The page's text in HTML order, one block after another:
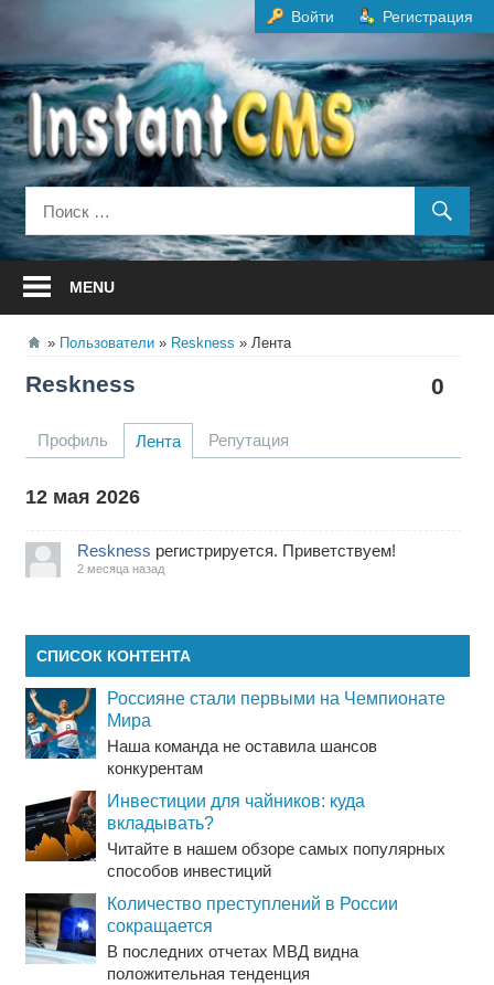
содержанию
Войти Регистрация
MENU
Пользователи Reskness Лента
0
Reskness
Профиль Лента Репутация
12 мая 2026
Reskness регистрируется. Приветствуем!
2 месяца назад
СПИСОК КОНТЕНТА
Россияне стали первыми на Чемпионате
Мира
Наша команда не оставила шансов
конкурентам
Инвестиции для чайников: куда
вкладывать?
Читайте в нашем обзоре самых популярных
способов инвестиций
Количество преступлений в России
сокращается
В последних отчетах МВД видна
положительная тенденция